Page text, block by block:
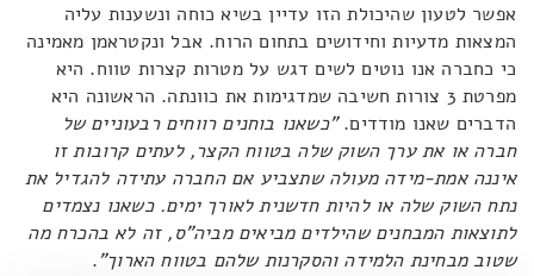
אפשר לטעון שהיכולת הזו עדיין בשיא כוחה ונשענות עליה
המצאות מדעיות וחידושים בתחום הרוח. אבל ונקטראמן מאמינה
כי כחברה אנו נוטים לשים דגש על מטרות קצרות טווח. היא
מפרטת 3 צורות חשיבה שמדגימות את כוונתה. הראשונה היא
הדברים שאנו מודדים."כשאנו בוחנים רווחים רבעוניים של
חברה או את ערך השוק שלה בטווח הקצר, לעתים קרובות זו
איננה אמת-מידה מעולה שתצביע אם החברה עתידה להגדיל את
נתח השוק שלה או להיות חדשנית לאורך ימים. כשאנו נצמדים
לתוצאות המבחנים שהילדים מביאים מביה"ס, זה לא בהכרח מה
שטוב מבחינת הלמידה והסקרנות שלהם בטווח הארוך".